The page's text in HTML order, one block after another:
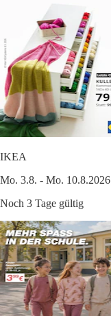
IKEA
Mo. 3.8. - Mo. 10.8.2026
Noch 3 Tage gültig